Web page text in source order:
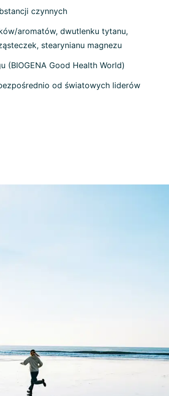
czynnych
aromatów, dwutlenku tytanu,
stearynianu magnezu
(BIOGENA Good Health World)
od światowych liderów